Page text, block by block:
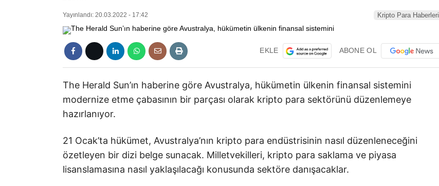
Yayınlandı: 20.03.2022 - 17:42 Kripto Para Haberleri
EKLE ABONE OL
The Herald Sun’ın haberine göre Avustralya, hükümetin ülkenin finansal sistemini
modernize etme çabasının bir parçası olarak kripto para sektörünü düzenlemeye
hazırlanıyor.
21 Ocak’ta hükümet, Avustralya’nın kripto para endüstrisinin nasıl düzenleneceğini
özetleyen bir dizi belge sunacak. Milletvekilleri, kripto para saklama ve piyasa
lisanslamasına nasıl yaklaşılacağı konusunda sektöre danışacaklar.